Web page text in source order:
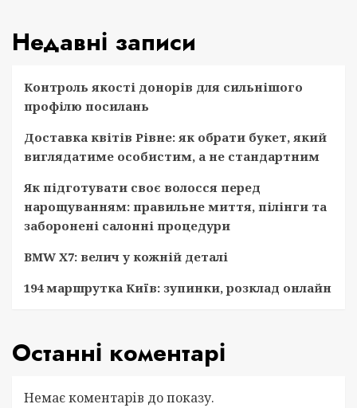
Недавні записи
Контроль якості донорів для сильнішого
профілю посилань
Доставка квітів Рівне: як обрати букет, який
виглядатиме особистим, а не стандартним
Як підготувати своє волосся перед
нарощуванням: правильне миття, пілінги та
заборонені салонні процедури
BMW X7: велич у кожній деталі
194 маршрутка Київ: зупинки, розклад онлайн
Останні коментарі
Немає коментарів до показу.